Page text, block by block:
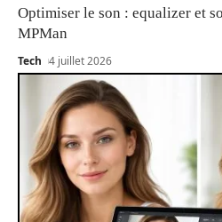
Optimiser le son : equalizer et
MPMan
Tech 4 juillet 2026